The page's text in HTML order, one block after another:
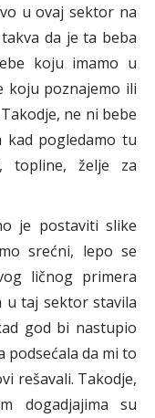
u ovaj sektor na
da je ta beba
koju imamo u
koju poznajemo ili
ne ni bebe
kad pogledamo tu
topline, želje za
je postaviti slike
srećni, lepo se
ličnog primera
u taj sektor stavila
god bi nastupio
podsećala da mi to
rešavali. Takodje,
dogadjajima su